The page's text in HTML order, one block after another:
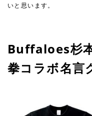
いと思います。
Buffaloes杉
拳コラボ名言